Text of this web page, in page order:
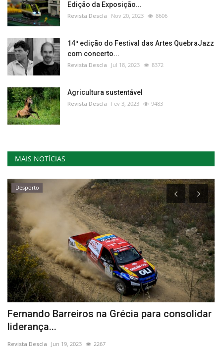
Edição da Exposição...
Revista Descla Nov 20, 2023 8606
14ª edição do Festival das Artes QuebraJazz
com concerto...
Revista Descla Jul 18, 2023 8372
Agricultura sustentável
Revista Descla Fev 3, 2023 9483
MAIS NOTÍCIAS
Desporto
Fernando Barreiros na Grécia para consolidar
liderança...
Revista Descla Jun 19, 2023 2267